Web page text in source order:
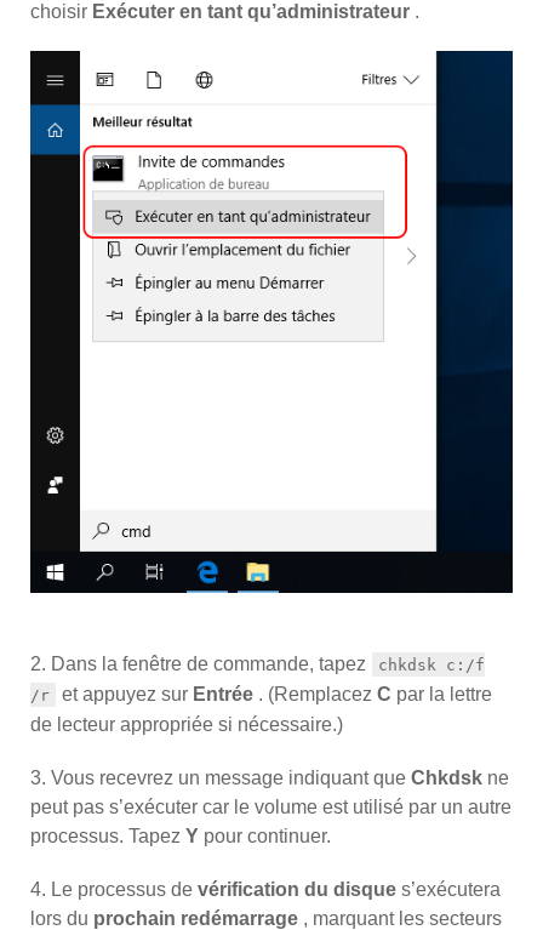
choisir Exécuter en tant qu’administrateur .
2. Dans la fenêtre de commande, tapez
chkdsk c:/f
/r
et appuyez sur Entrée . (Remplacez C par la lettre
de lecteur appropriée si nécessaire.)
3. Vous recevrez un message indiquant que Chkdsk ne
peut pas s’exécuter car le volume est utilisé par un autre
processus. Tapez Y pour continuer.
4. Le processus de vérification du disque s’exécutera
lors du prochain redémarrage , marquant les secteurs